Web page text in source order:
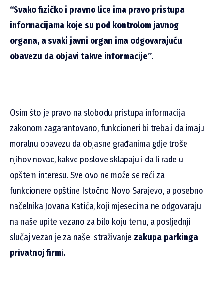
“Svako fizičko i pravno lice ima pravo pristupa
informacijama koje su pod kontrolom javnog
organa, a svaki javni organ ima odgovarajuću
obavezu da objavi takve informacije”.
Osim što je pravo na slobodu pristupa informacija
zakonom zagarantovano, funkcioneri bi trebali da imaju
moralnu obavezu da objasne građanima gdje troše
njihov novac, kakve poslove sklapaju i da li rade u
opštem interesu. Sve ovo ne može se reći za
funkcionere opštine Istočno Novo Sarajevo, a posebno
načelnika Jovana Katića, koji mjesecima ne odgovaraju
na naše upite vezano za bilo koju temu, a posljednji
slučaj vezan je za naše istraživanje zakupa parkinga
privatnoj firmi.